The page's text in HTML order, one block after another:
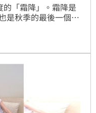
「霜降」。霜降是
是秋季的最後一個節